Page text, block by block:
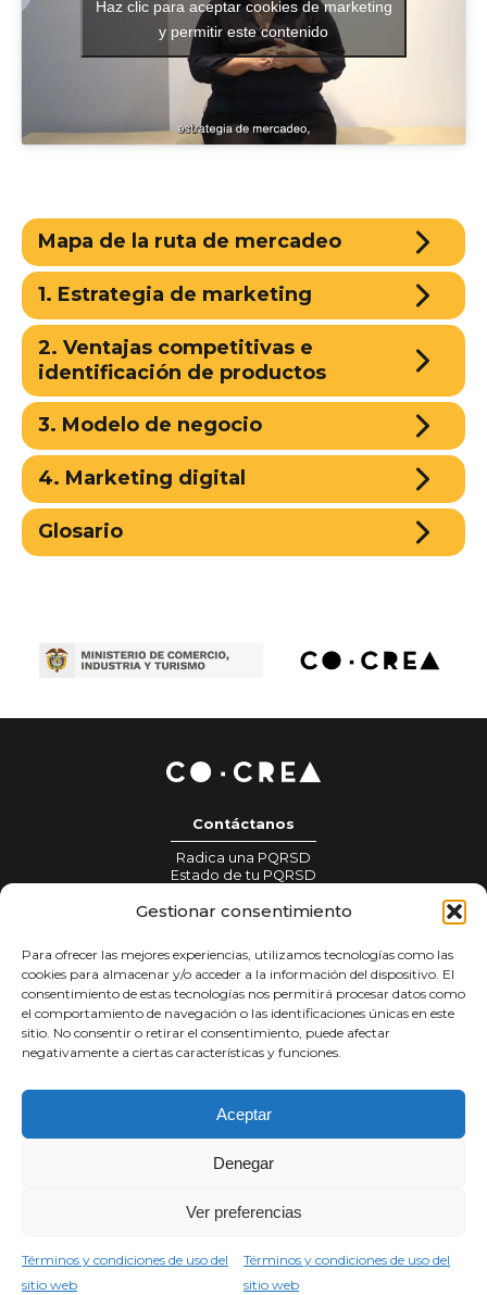
Gestionar consentimiento
Para ofrecer las mejores experiencias, utilizamos tecnologías como las
cookies para almacenar y/o acceder a la información del dispositivo. El
consentimiento de estas tecnologías nos permitirá procesar datos como
el comportamiento de navegación o las identificaciones únicas en este
sitio. No consentir o retirar el consentimiento, puede afectar
negativamente a ciertas características y funciones.
Aceptar
Denegar
Ver preferencias
Términos y condiciones de uso del
sitio web
Términos y condiciones de uso del
sitio web
Haz clic para aceptar cookies de marketing
y permitir este contenido
Mapa de la ruta de mercadeo
1. Estrategia de marketing
2. Ventajas competitivas e
identificación de productos
3. Modelo de negocio
4. Marketing digital
Glosario
Contáctanos
Radica una PQRSD
Estado de tu PQRSD
Información para prensa:
Notificaciones judiciales:
notificacionesjudiciales@colombiacrea.org
Tratamiento de datos
Política de privacidad
Carrera 9 #77 - 67 · Edificio Torre Unika · Oficina 203
© 2026